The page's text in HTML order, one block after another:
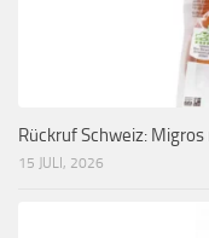
Rückruf Schweiz:
15 JULI, 2026